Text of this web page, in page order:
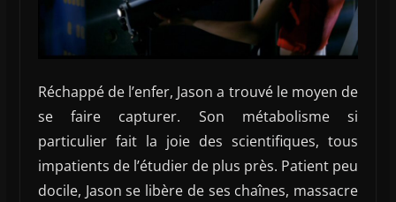
Réchappé de l’enfer, Jason a trouvé le moyen de
se faire capturer. Son métabolisme si
particulier fait la joie des scientifiques, tous
impatients de l’étudier de plus près. Patient peu
docile, Jason se libère de ses chaînes, massacre